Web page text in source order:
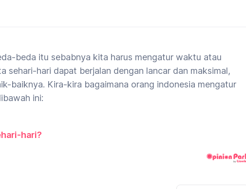
beda itu sebabnya kita harus mengatur waktu atau
sehari-hari dapat berjalan dengan lancar dan maksimal,
baiknya. Kira-kira bagaimana orang indonesia mengatur
ini:
hari?